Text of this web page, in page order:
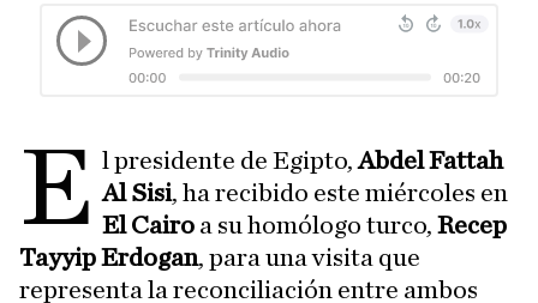
E l presidente de Egipto,Abdel Fattah
Al Sisi, ha recibido este miércoles en
El Cairo a su homólogo turco, Recep
Tayyip Erdogan, para una visita que
representa la reconciliación entre ambos